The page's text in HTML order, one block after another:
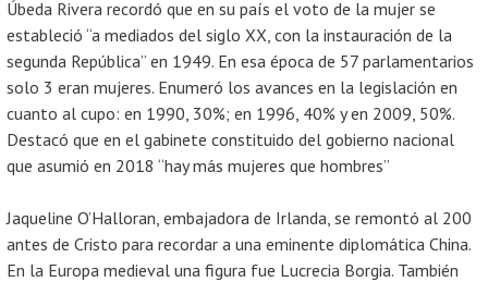
Úbeda Rivera recordó que en su país el voto de la mujer se
estableció “a mediados del siglo XX, con la instauración de la
segunda República” en 1949. En esa época de 57 parlamentarios
solo 3 eran mujeres. Enumeró los avances en la legislación en
cuanto al cupo: en 1990, 30%; en 1996, 40% y en 2009, 50%.
Destacó que en el gabinete constituido del gobierno nacional
que asumió en 2018 “hay más mujeres que hombres”
Jaqueline O’Halloran, embajadora de Irlanda, se remontó al 200
antes de Cristo para recordar a una eminente diplomática China.
En la Europa medieval una figura fue Lucrecia Borgia. También